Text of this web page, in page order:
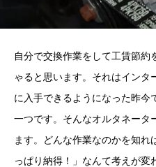
自分で交換作業をして工賃節約
ゃると思います。それはイン
に入手できるようになった昨今
一つです。そんなオルタネータ
ます。どんな作業なのかを知
っぱり納得！」なんて考えが変